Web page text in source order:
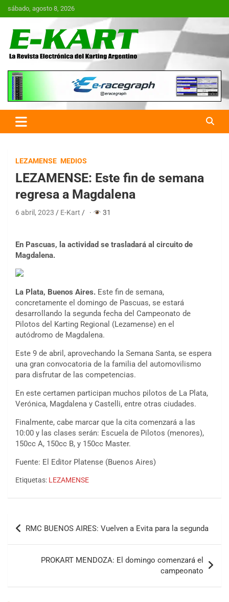
Saltar
al
sábado, agosto 8, 2026
E-Kart.com.ar | La Revista
Electrónica del Karting en
Argentina
LEZAMENSE MEDIOS
LEZAMENSE: Este fin de semana
regresa a Magdalena
6 abril, 2023 E-Kart · 31
En Pascuas, la actividad se trasladará al circuito de
Magdalena.
La Plata, Buenos Aires. Este fin de semana,
concretamente el domingo de Pascuas, se estará
desarrollando la segunda fecha del Campeonato de
Pilotos del Karting Regional (Lezamense) en el
autódromo de Magdalena.
Este 9 de abril, aprovechando la Semana Santa, se espera
una gran convocatoria de la familia del automovilismo
para disfrutar de las competencias.
En este certamen participan muchos pilotos de La Plata,
Verónica, Magdalena y Castelli, entre otras ciudades.
Finalmente, cabe marcar que la cita comenzará a las
10:00 y las clases serán: Escuela de Pilotos (menores),
150cc A, 150cc B, y 150cc Master.
Fuente: El Editor Platense (Buenos Aires)
Etiquetas: LEZAMENSE
Navegación
de
entradas
RMC BUENOS AIRES: Vuelven a Evita para la segunda
PROKART MENDOZA: El domingo comenzará el
campeonato
IAME SERIES ARGENTINA 6
Trenque Lauquen (Buenos Aires)